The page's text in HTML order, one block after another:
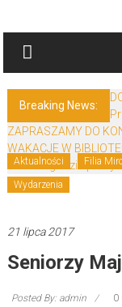
Biblioteki
Gminy
Żary
Biblioteki
Gminy
Żary
to
mieszczący
się
Powiecie
Breaking News:
ZAPRASZAMY DO
WAKACJE W
Zmiana godzin pracy
Aktualności Filia
Wydarzenia
21 lipca 2017
Seniorzy
Posted By: admin 0